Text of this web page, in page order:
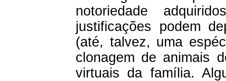
notoriedade
justificações podem
(até, talvez, uma
clonagem de animais
virtuais da família.